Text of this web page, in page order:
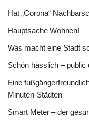
Hat „Corona“
Hauptsache Wohnen!
Was macht eine Stadt
Schön hässlich – public
Eine
Minuten-Städten
Smart Meter – der